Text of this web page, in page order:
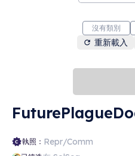
沒有類別
重新載入
執照： Repr/Comm